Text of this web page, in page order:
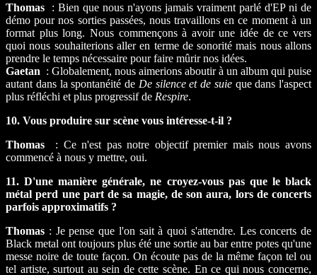
Thomas
: Bien que nous n'ayons jamais vraiment parlé d'EP ni de
démo pour nos sorties passées, nous travaillons en ce moment à un
format plus long. Nous commençons à avoir une idée de ce vers
quoi nous souhaiterions aller en terme de sonorité mais nous allons
prendre le temps nécessaire pour faire mûrir nos idées.
Gaetan : Globalement, nous aimerions aboutir à un album qui puise
autant dans la spontanéité de De silence et de suieque dans l'aspect
plus réfléchi et plus progressif de Respire.
10. Vous produire sur scène vous intéresse-t-il ?
Thomas
: Ce n'est pas notre objectif premier mais nous avons
commencé à nous y mettre, oui.
11. D'une manière générale, ne croyez-vous pas que le black
métal perd une part de sa magie, de son aura, lors de concerts
parfois approximatifs ?
Thomas : Je pense que l'on sait à quoi s'attendre. Les concerts de
Black metal ont toujours plus été une sortie au bar entre potes qu'une
messe noire de toute façon. On écoute pas de la même façon tel ou
tel artiste, surtout au sein de cette scène. En ce qui nous concerne,